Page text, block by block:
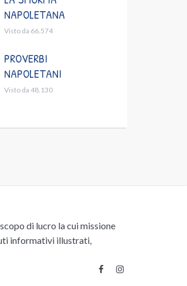
NAPOLETANA
Visto da 66.574
PROVERBI
NAPOLETANI
Visto da 48.130
di lucro la cui missione
informativi illustrati,